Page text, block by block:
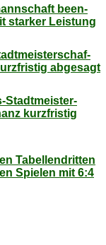
be­en­
star­ker Leistung
abgesagt
Stadt­meis­ter­
kurz­fris­tig
Ta­bel­len­drit­ten
Spie­len mit 6:4